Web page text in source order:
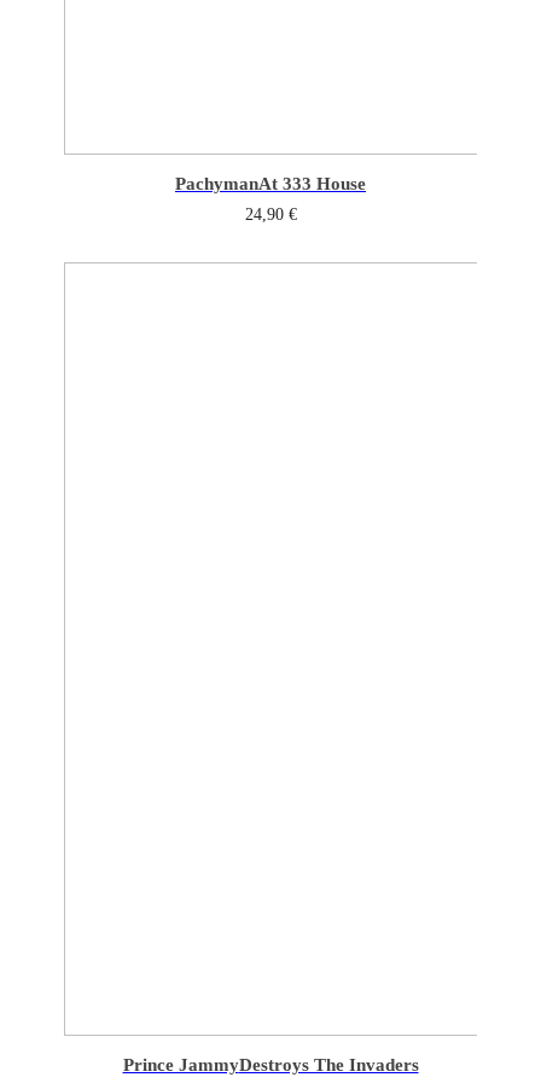
PachymanAt 333 House
24,90 €
Prince JammyDestroys The Invaders